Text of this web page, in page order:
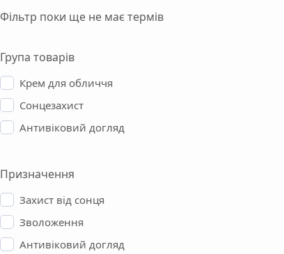
Фільтр поки ще не має термів
Група товарів
Крем для обличчя
Сонцезахист
Антивіковий догляд
Призначення
Захист від сонця
Зволоження
Антивіковий догляд